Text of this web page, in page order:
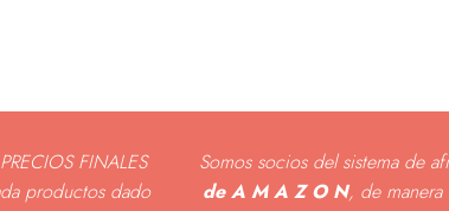
FINALES
productos dado
Somos socios del sistema de
de A M A Z O N, de manera